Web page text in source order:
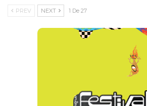
PREV NEXT 1 De 27